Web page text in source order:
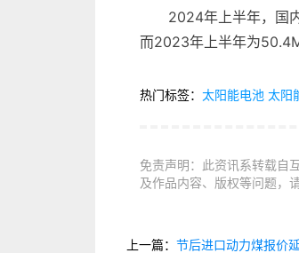
2024年上半年，国
而2023年上半年为
热门标签： 太阳能电池 太阳
免责声明：此资讯系转载自
及作品内容、版权等问题，
上一篇： 节后进口动力煤报价